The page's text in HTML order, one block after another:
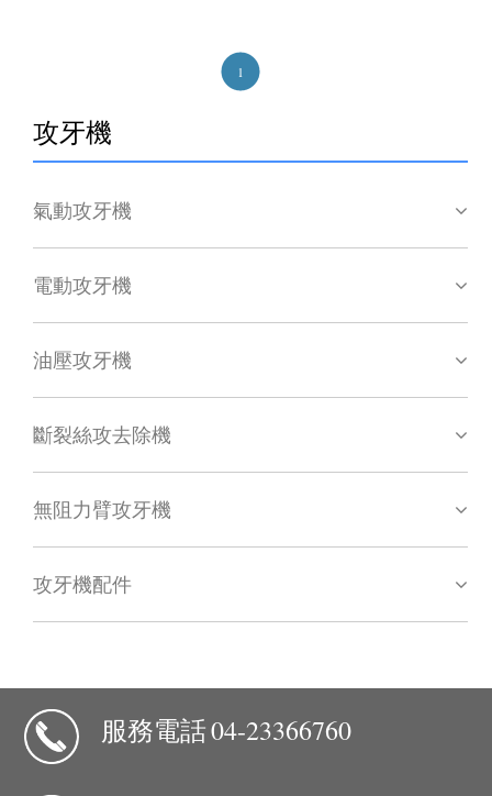
1
攻牙機
氣動攻牙機
電動攻牙機
油壓攻牙機
斷裂絲攻去除機
無阻力臂攻牙機
攻牙機配件
服務電話04-23366760